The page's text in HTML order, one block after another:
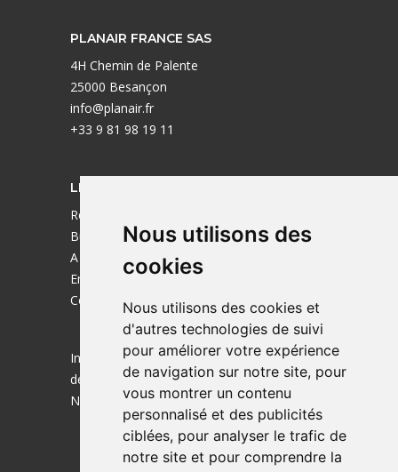
Nous utilisons des
cookies
Nous utilisons des cookies et
d'autres technologies de suivi
pour améliorer votre expérience
de navigation sur notre site, pour
vous montrer un contenu
personnalisé et des publicités
ciblées, pour analyser le trafic de
notre site et pour comprendre la
PLANAIR FRANCE SAS
4H Chemin de Palente
25000 Besançon
info@planair.fr
+33 9 81 98 19 11
LIENS UTILES
Réalisations
Bureaux
A propos
Emplois
Contact
Ingénieurs de la transition énergétique
depuis 1985.
Nous sommes aussi actif en Suisse !